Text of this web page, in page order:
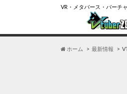
VR・メタバース・バーチ
ホーム 最新情報